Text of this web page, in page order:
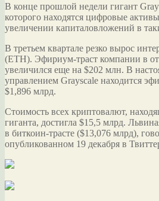
В конце прошлой недели гигант
которого находятся цифровые
увеличении капиталовложений в
В третьем квартале резко вырос
(ETH). Эфириум-траст компании в
увеличился еще на $202 млн. В
управлением Grayscale находится
$1,896 млрд.
Стоимость всех криптовалют,
гиганта, достигла $15,5 млрд.
в биткоин-трасте ($13,076 млрд),
опубликованном 19 декабря в